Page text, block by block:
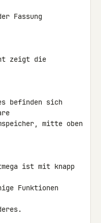
Fassung
zeigt die
befinden sich
mitte oben
ist mit knapp
Funktionen